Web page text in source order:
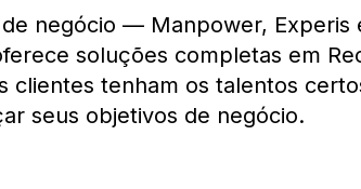
negócio — Manpower, Experis
soluções completas em
clientes tenham os talentos
seus objetivos de negócio.